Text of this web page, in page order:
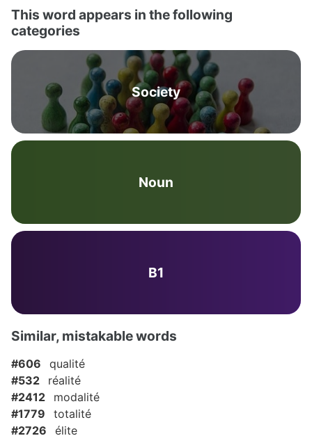
This word appears in the following
categories
Society
Noun
B1
Similar, mistakable words
#606
qualité
#532
réalité
#2412
modalité
#1779
totalité
#2726
élite